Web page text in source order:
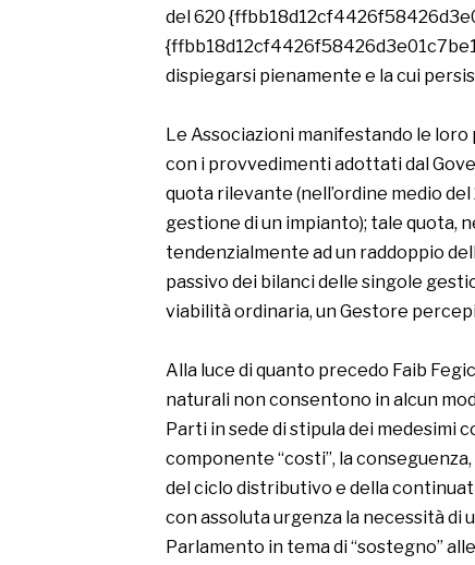
del 620
dispiegarsi pienamente e la cui
Le Associazioni manifestando le
con i provvedimenti adottati dal
quota rilevante (nell’ordine medio
gestione di un impianto); tale quota,
tendenzialmente ad un raddoppio
passivo dei bilanci delle singole
viabilità ordinaria, un Gestore
Alla luce di quanto precedo Faib
naturali non consentono in alcun
Parti in sede di stipula dei medesimi
componente “costi”, la
del ciclo distributivo e della
con assoluta urgenza la necessità di
Parlamento in tema di “sostegno”